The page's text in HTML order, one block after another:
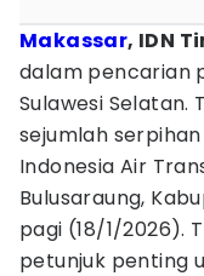
Makassar, IDN
dalam pencarian
Sulawesi Selatan.
sejumlah
Indonesia Air
Bulusaraung,
pagi (18/1/2026).
petunjuk penting